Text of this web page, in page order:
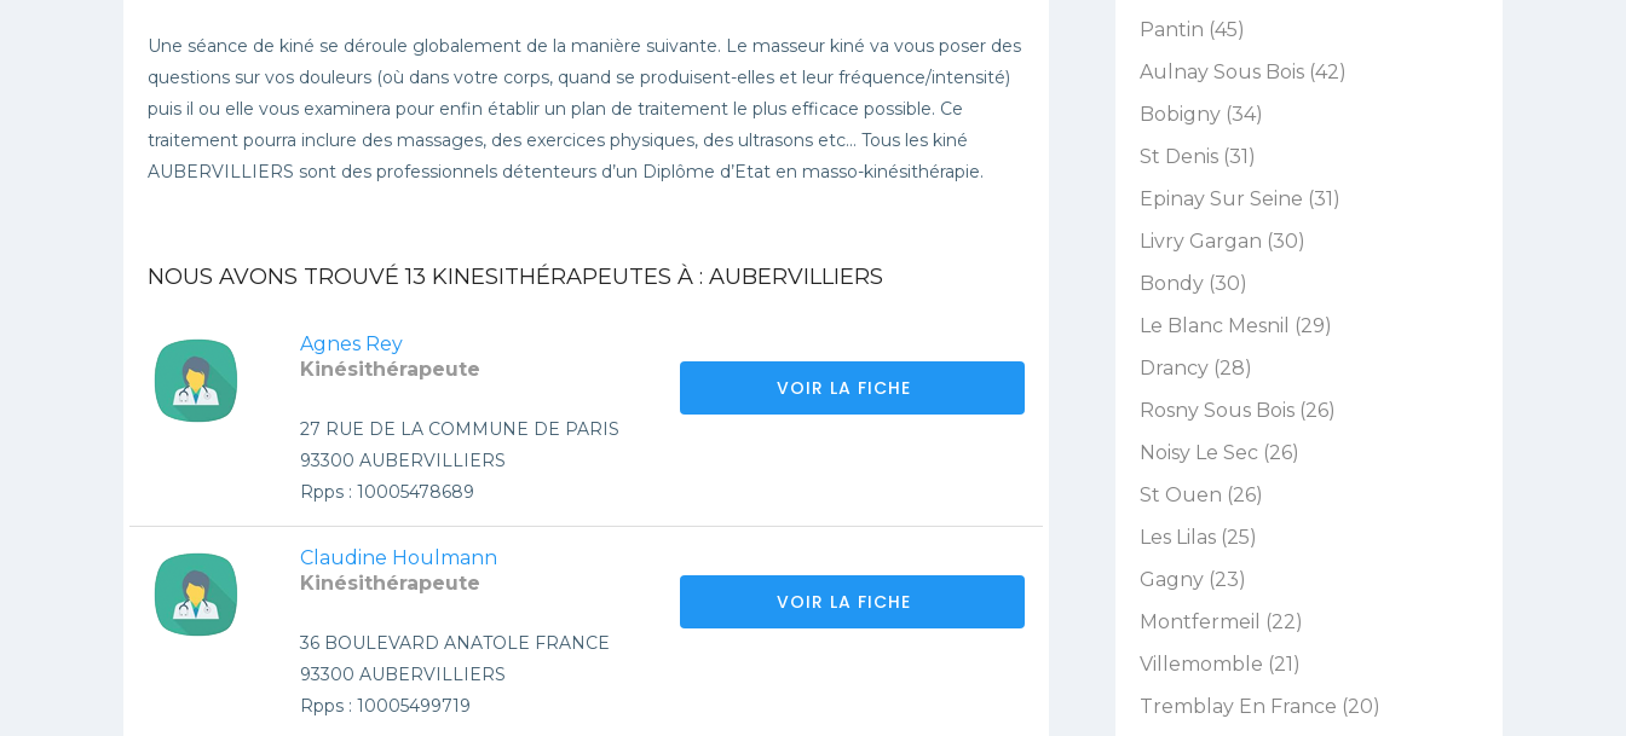
Une séance de kiné se déroule globalement de la manière suivante. Le masseur kiné va vous poser des
questions sur vos douleurs (où dans votre corps, quand se produisent-elles et leur fréquence/intensité)
puis il ou elle vous examinera pour enfin établir un plan de traitement le plus efficace possible. Ce
traitement pourra inclure des massages, des exercices physiques, des ultrasons etc… Tous les kiné
AUBERVILLIERS sont des professionnels détenteurs d’un Diplôme d’Etat en masso-kinésithérapie.
NOUS AVONS TROUVÉ13 KINESITHÉRAPEUTES À : AUBERVILLIERS
Agnes Rey
Kinésithérapeute
27 RUE DE LA COMMUNE DE PARIS
93300 AUBERVILLIERS
Rpps : 10005478689
VOIR LA FICHE
Claudine Houlmann
Kinésithérapeute
36 BOULEVARD ANATOLE FRANCE
93300 AUBERVILLIERS
Rpps : 10005499719
VOIR LA FICHE
Pantin (45)
Aulnay Sous Bois (42)
Bobigny (34)
St Denis (31)
Epinay Sur Seine (31)
Livry Gargan (30)
Bondy (30)
Le Blanc Mesnil (29)
Drancy (28)
Rosny Sous Bois (26)
Noisy Le Sec (26)
St Ouen (26)
Les Lilas (25)
Gagny (23)
Montfermeil (22)
Villemomble (21)
Tremblay En France (20)